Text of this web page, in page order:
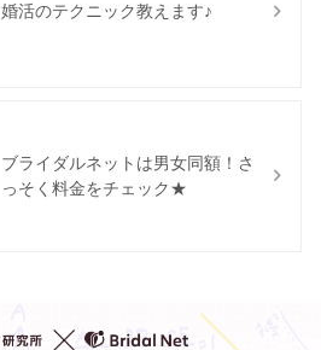
婚活のテクニック教えます♪
ブライダルネットは男女同額！さ
っそく料金をチェック★